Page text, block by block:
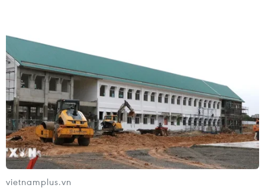
Hàn Quốc đầu tư xây “Thung lũng
K-Vietnam” gắn với hậu duệ dòng họ
Lý
07/08/2026 06:30
Liên kết "ba nhà": Động lực thúc đẩy
đổi mới sáng tạo và nâng cao chất
lượng FDI
07/08/2026 05:48
vietnamplus.vn